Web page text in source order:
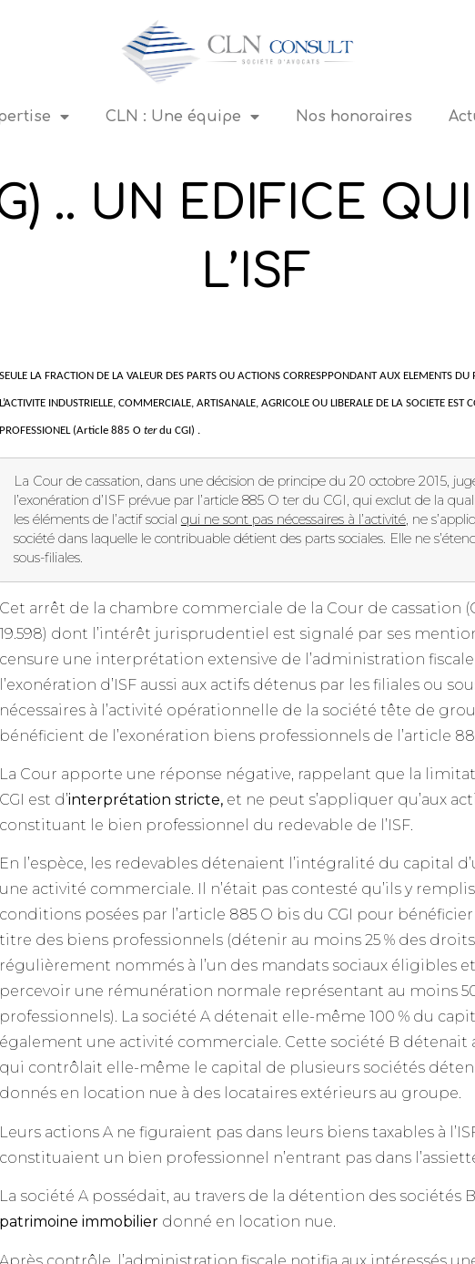
CLN : Une équipe Nos honoraires
TETE DE
.. UN EDIFICE
L’ISF
SEULE LA FRACTION DE LA VALEUR DES PARTS OU ACTIONS CORRESPPONDANT AUX ELEMENTS DU
L’ACTIVITE INDUSTRIELLE, COMMERCIALE, ARTISANALE, AGRICOLE OU LIBERALE DE LA SOCIETE EST
PROFESSIONEL (Article 885 Oterdu CGI) .
La Cour de cassation, dans une décision de principe du 20 octobre 2015,
l’exonération d’ISF prévue par l’article 885 O ter du CGI, qui exclut de la
les éléments de l’actif social qui ne sont pas nécessaires à l’activité, ne
société dans laquelle le contribuable détient des parts sociales. Elle ne
sous-filiales.
Cet arrêt de la chambre commerciale de la Cour de cassation
19.598) dont l’intérêt jurisprudentiel est signalé par ses
censure une interprétation extensive de l’administration
l’exonération d’ISF aussi aux actifs détenus par les filiales ou
nécessaires à l’activité opérationnelle de la société tête de
bénéficient de l’exonération biens professionnels de l’article
La Cour apporte une réponse négative, rappelant que la
CGI est d’interprétation stricte,et ne peut s’appliquer qu’aux
constituant le bien professionnel du redevable de l’ISF.
En l’espèce, les redevables détenaient l’intégralité du capital
une activité commerciale. Il n’était pas contesté qu’ils y
conditions posées par l’article 885 O bis du CGI pour bénéficier
titre des biens professionnels (détenir au moins 25 % des
régulièrement nommés à l’un des mandats sociaux éligibles
percevoir une rémunération normale représentant au moins
professionnels). La société A détenait elle-même 100 % du
également une activité commerciale. Cette société B détenait
qui contrôlait elle-même le capital de plusieurs sociétés
donnés en location nue à des locataires extérieurs au groupe.
Leurs actions A ne figuraient pas dans leurs biens taxables à
constituaient un bien professionnel n’entrant pas dans
La société A possédait, au travers de la détention des sociétés
patrimoine immobilier donné en location nue.
Après contrôle, l’administration fiscale notifia aux intéressés